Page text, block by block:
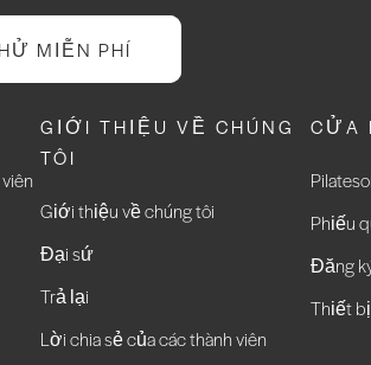
MIỄN PHÍ
GIỚI THIỆU VỀ CHÚNG
TÔI
Giới thiệu về chúng tôi
Đại sứ
Trả lại
Lời chia sẻ của các thành viên
CỬA
Phiếu
Đăng
Thiết